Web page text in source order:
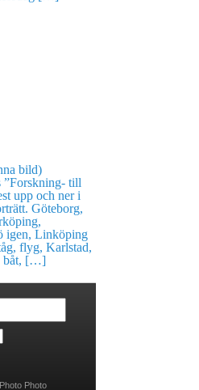
bild)
”Forskning- till
upp och ner i
Göteborg,
igen, Linköping
flyg, Karlstad,
båt, […]
Photo